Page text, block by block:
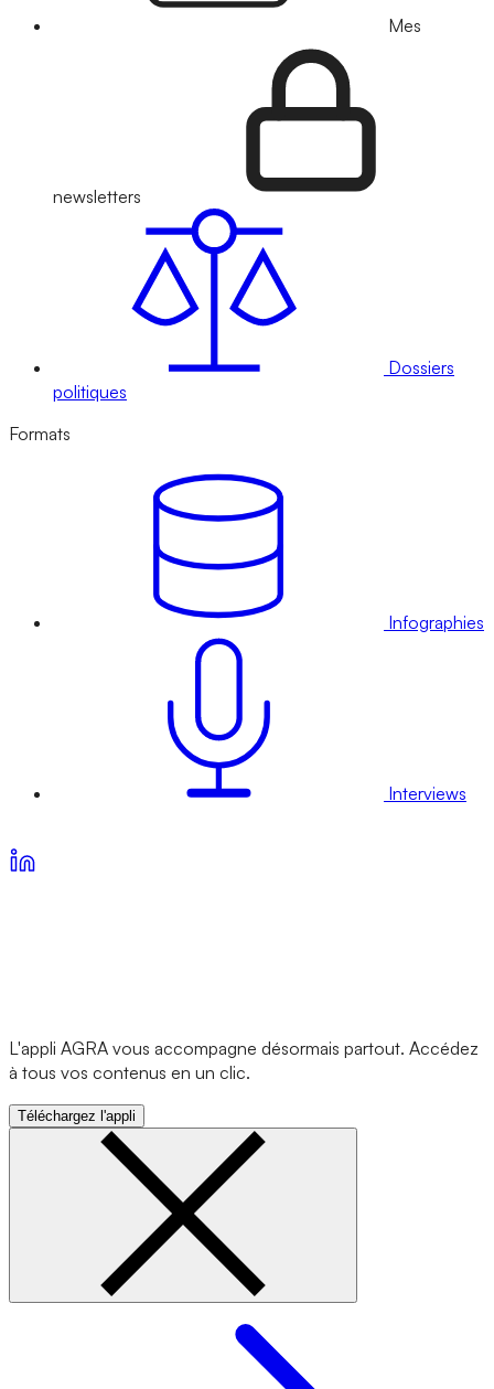
Mes
newsletters
Dossiers
politiques
Formats
Infographies
Interviews
L'appli AGRA vous accompagne désormais partout. Accédez
à tous vos contenus en un clic.
Téléchargez l'appli